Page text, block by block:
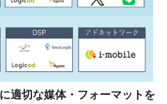
適切な媒体・フォーマットを